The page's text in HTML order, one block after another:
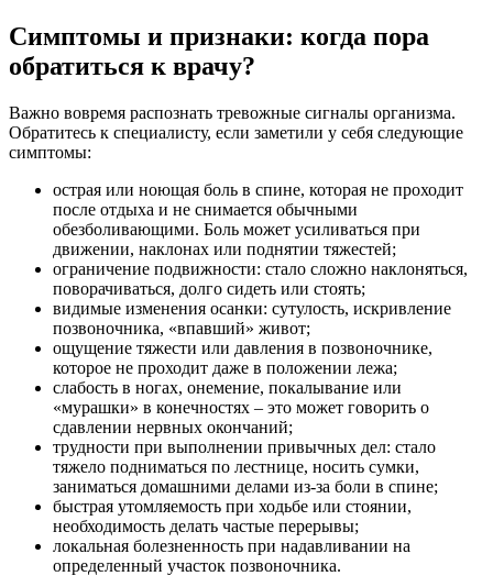
Симптомы и признаки: когда пора
обратиться к врачу?
Важно вовремя распознать тревожные сигналы организма.
Обратитесь к специалисту, если заметили у себя следующие
симптомы:
острая или ноющая боль в спине, которая не проходит
после отдыха и не снимается обычными
обезболивающими. Боль может усиливаться при
движении, наклонах или поднятии тяжестей;
ограничение подвижности: стало сложно наклоняться,
поворачиваться, долго сидеть или стоять;
видимые изменения осанки: сутулость, искривление
позвоночника, «впавший» живот;
ощущение тяжести или давления в позвоночнике,
которое не проходит даже в положении лежа;
слабость в ногах, онемение, покалывание или
«мурашки» в конечностях – это может говорить о
сдавлении нервных окончаний;
трудности при выполнении привычных дел: стало
тяжело подниматься по лестнице, носить сумки,
заниматься домашними делами из-за боли в спине;
быстрая утомляемость при ходьбе или стоянии,
необходимость делать частые перерывы;
локальная болезненность при надавливании на
определенный участок позвоночника.